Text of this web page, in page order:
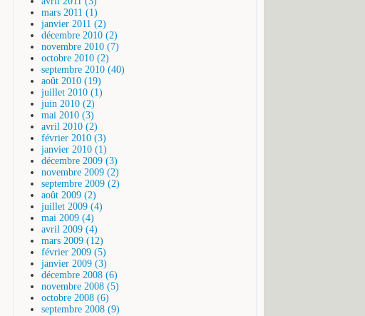
mars 2011 (1)
janvier 2011 (2)
décembre 2010 (2)
novembre 2010 (7)
octobre 2010 (2)
septembre 2010 (40)
août 2010 (19)
juillet 2010 (1)
juin 2010 (2)
mai 2010 (3)
avril 2010 (2)
février 2010 (3)
janvier 2010 (1)
décembre 2009 (3)
novembre 2009 (2)
septembre 2009 (2)
août 2009 (2)
juillet 2009 (4)
mai 2009 (4)
avril 2009 (4)
mars 2009 (12)
février 2009 (5)
janvier 2009 (3)
décembre 2008 (6)
novembre 2008 (5)
octobre 2008 (6)
septembre 2008 (9)